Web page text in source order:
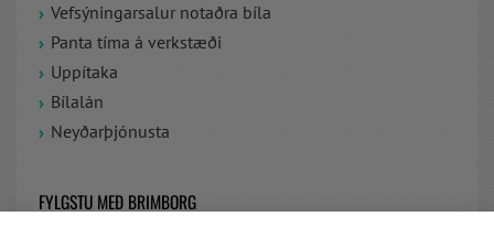
Vefsýningarsalur notaðra bíla
Panta tíma á verkstæði
Uppítaka
Bílalán
Neyðarþjónusta
FYLGSTU MEÐ BRIMBORG